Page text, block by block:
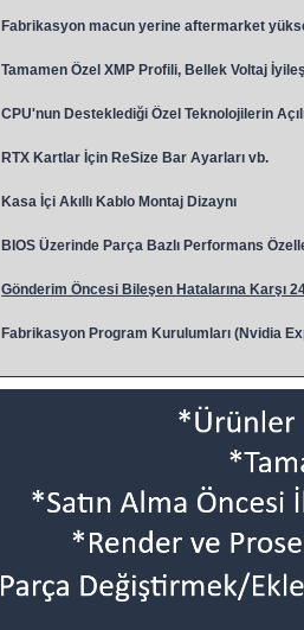
Fabrikasyon macun yerine aftermarket
Tamamen Özel XMP Profili, Bellek Voltaj
CPU'nun Desteklediği Özel Teknolojilerin
RTX Kartlar İçin ReSize Bar Ayarları vb.
Kasa İçi Akıllı Kablo Montaj Dizaynı
BIOS Üzerinde Parça Bazlı Performans
Gönderim Öncesi Bileşen Hatalarına Karşı
Fabrikasyon Program Kurulumları (Nvidia